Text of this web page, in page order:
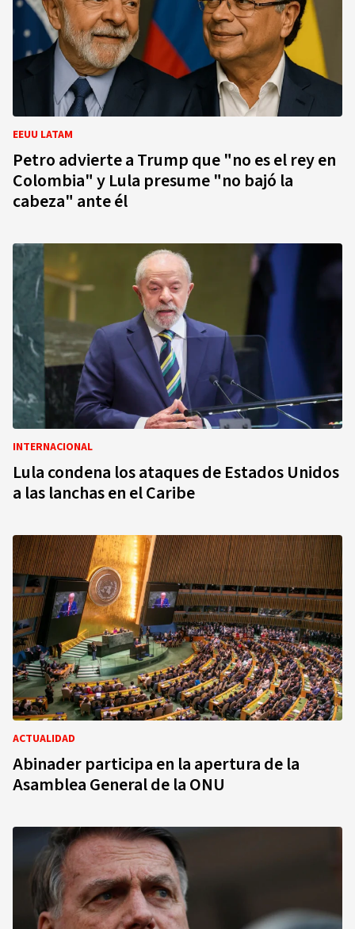
EEUU LATAM
Petro advierte a Trump que "no es el rey en
Colombia" y Lula presume "no bajó la
cabeza" ante él
INTERNACIONAL
Lula condena los ataques de Estados Unidos
a las lanchas en el Caribe
ACTUALIDAD
Abinader participa en la apertura de la
Asamblea General de la ONU